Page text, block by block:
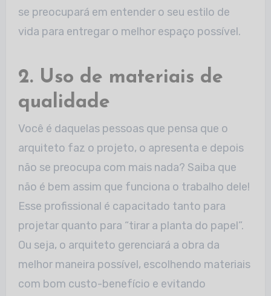
se preocupará em entender o seu estilo de
vida para entregar o melhor espaço possível.
2. Uso de materiais de
qualidade
Você é daquelas pessoas que pensa que o
arquiteto faz o projeto, o apresenta e depois
não se preocupa com mais nada? Saiba que
não é bem assim que funciona o trabalho dele!
Esse profissional é capacitado tanto para
projetar quanto para “tirar a planta do papel”.
Ou seja, o arquiteto gerenciará a obra da
melhor maneira possível, escolhendo materiais
com bom custo-benefício e evitando